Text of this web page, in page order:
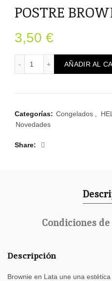
POSTRE
3,50 €
POSTRE BROWNIE EN
AÑADIR AL
Categorías: Congelados
Novedades
Share
Condiciones
Descripción
Brownie en Lata une una